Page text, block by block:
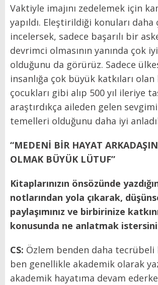
Vaktiyle imajını zedelemek için
yapıldı. Eleştirildiği konuları
incelersek, sadece başarılı bir
devrimci olmasının yanında çok
olduğunu da görürüz. Sadece
insanlığa çok büyük katkıları
çocukları gibi alıp 500 yıl ileriye
araştırdıkça aileden gelen
temelleri olduğunu daha iyi
“MEDENİ BİR HAYAT
OLMAK BÜYÜK LÜTUF”
Kitaplarınızın önsözünde
notlarından yola çıkarak,
paylaşımınız ve birbirinize
konusunda ne anlatmak
CS: Özlem benden daha tecrübeli
ben genellikle akademik olarak
akademik hayatıma devam